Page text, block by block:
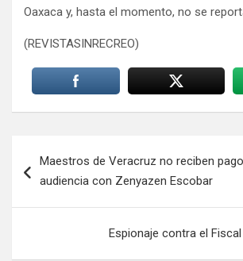
Oaxaca y, hasta el momento, no se
(REVISTASINRECREO)
de
Maestros de Veracruz no reciben
audiencia con Zenyazen Escobar
Espionaje contra el